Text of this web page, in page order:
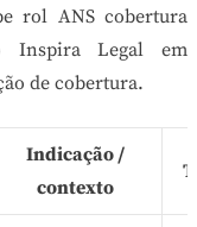
rol ANS cobertura
Inspira Legal em
de cobertura.
Indicação /
contexto